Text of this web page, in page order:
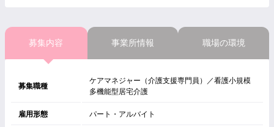
募集内容 事業所情報 職場の環境
募集職種
ケアマネジャー（介護支援専門員）／看護小規模
多機能型居宅介護
雇用形態 パート・アルバイト